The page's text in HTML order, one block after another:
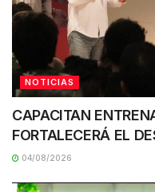
NOTICIAS
CAPACITAN
FORTALECERÁ EL
04/08/2026